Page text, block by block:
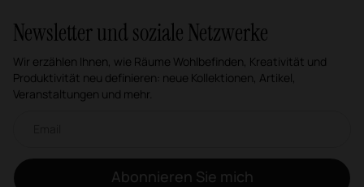
Newsletter und soziale Netzwerke
Wir erzählen Ihnen, wie Räume Wohlbefinden, Kreativität und
Produktivität neu definieren: neue Kollektionen, Artikel,
Veranstaltungen und mehr.
Abonnieren Sie mich